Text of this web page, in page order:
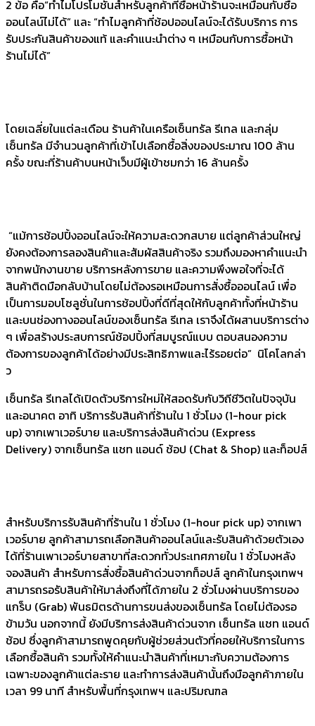
2 ข้อ คือ“ทำไมโปรโมชั่นสำหรับลูกค้าที่ซื้อหน้าร้านจะเหมือนกับซื้อ
ออนไลน์ไม่ได้” และ “ทำไมลูกค้าที่ช้อปออนไลน์จะได้รับบริการ การ
รับประกันสินค้าของแท้ และคำแนะนำต่าง ๆ เหมือนกับการซื้อหน้า
ร้านไม่ได้”
โดยเฉลี่ยในแต่ละเดือน ร้านค้าในเครือเซ็นทรัล รีเทล และกลุ่ม
เซ็นทรัล มีจำนวนลูกค้าที่เข้าไปเลือกซื้อสิ่งของประมาณ 100 ล้าน
ครั้ง ขณะที่ร้านค้าบนหน้าเว็บมีผู้เข้าชมกว่า 16 ล้านครั้ง
“แม้การช้อปปิ้งออนไลน์จะให้ความสะดวกสบาย แต่ลูกค้าส่วนใหญ่
ยังคงต้องการลองสินค้าและสัมผัสสินค้าจริง รวมถึงมองหาคำแนะนำ
จากพนักงานขาย บริการหลังการขาย และความพึงพอใจที่จะได้
สินค้าติดมือกลับบ้านโดยไม่ต้องรอเหมือนการสั่งซื้อออนไลน์ เพื่อ
เป็นการมอบโซลูชั่นในการช้อปปิ้งที่ดีที่สุดให้กับลูกค้าทั้งที่หน้าร้าน
และบนช่องทางออนไลน์ของเซ็นทรัล รีเทล เราจึงได้ผสานบริการต่าง
ๆ เพื่อสร้างประสบการณ์ช้อปปิ้งที่สมบูรณ์แบบ ตอบสนองความ
ต้องการของลูกค้าได้อย่างมีประสิทธิภาพและไร้รอยต่อ” นิโคโลกล่า
ว
เซ็นทรัล รีเทลได้เปิดตัวบริการใหม่ให้สอดรับกับวิถีชีวิตในปัจจุบัน
และอนาคต อาทิ บริการรับสินค้าที่ร้านใน 1 ชั่วโมง (1-hour pick
up) จากเพาเวอร์บาย และบริการส่งสินค้าด่วน (Express
Delivery) จากเซ็นทรัล แชท แอนด์ ช้อป (Chat & Shop) และท็อปส์
สำหรับบริการรับสินค้าที่ร้านใน 1 ชั่วโมง (1-hour pick up) จากเพา
เวอร์บาย ลูกค้าสามารถเลือกสินค้าออนไลน์และรับสินค้าด้วยตัวเอง
ได้ที่ร้านเพาเวอร์บายสาขาที่สะดวกทั่วประเทศภายใน 1 ชั่วโมงหลัง
จองสินค้า สำหรับการสั่งซื้อสินค้าด่วนจากท็อปส์ ลูกค้าในกรุงเทพฯ
สามารถรอรับสินค้าให้มาส่งถึงที่ได้ภายใน 2 ชั่วโมงผ่านบริการของ
แกร็บ (Grab) พันธมิตรด้านการขนส่งของเซ็นทรัล โดยไม่ต้องรอ
ข้ามวัน นอกจากนี้ ยังมีบริการส่งสินค้าด่วนจาก เซ็นทรัล แชท แอนด์
ช้อป ซึ่งลูกค้าสามารถพูดคุยกับผู้ช่วยส่วนตัวที่คอยให้บริการในการ
เลือกซื้อสินค้า รวมทั้งให้คำแนะนำสินค้าที่เหมาะกับความต้องการ
เฉพาะของลูกค้าแต่ละราย และทำการส่งสินค้านั้นถึงมือลูกค้าภายใน
เวลา 99 นาที สำหรับพื้นที่กรุงเทพฯ และปริมณฑล